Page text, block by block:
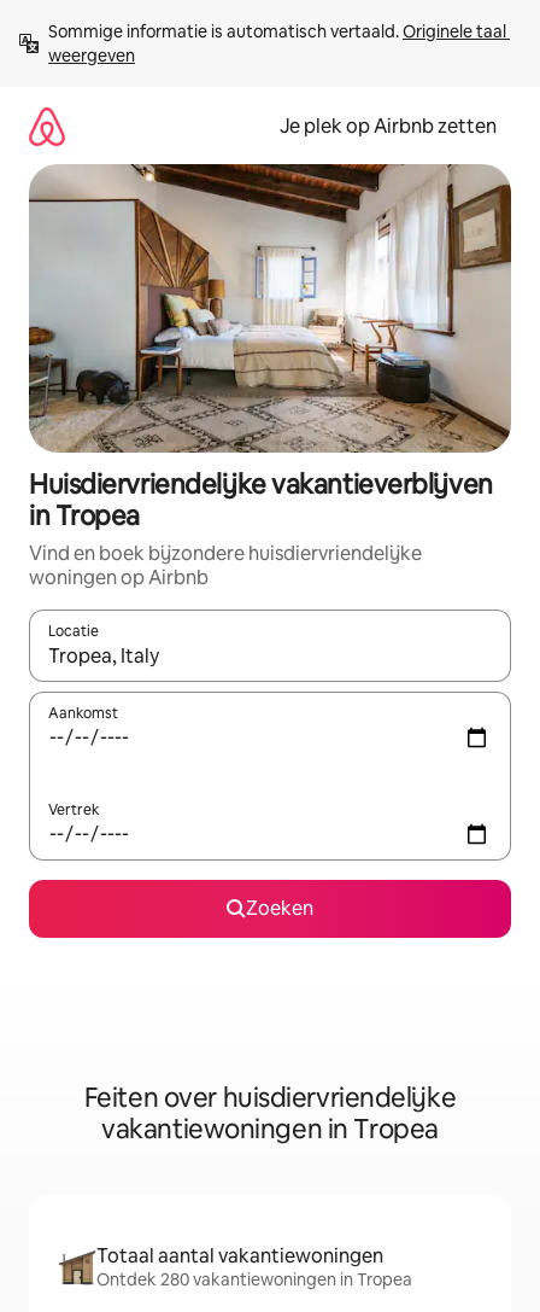
direct
naar
Sommige informatie is automatisch vertaald. Originele taal
weergeven
Je plek op Airbnb zetten
Huisdiervriendelijke vakantieverblijven
in Tropea
Vind en boek bijzondere huisdiervriendelijke
woningen op Airbnb
Locatie
Wanneer er resultaten beschikbaar zijn, maak je een keuze
Aankomst
Vertrek
Zoeken
Feiten over huisdiervriendelijke
vakantiewoningen in Tropea
Totaal aantal vakantiewoningen
Ontdek 280 vakantiewoningen in Tropea